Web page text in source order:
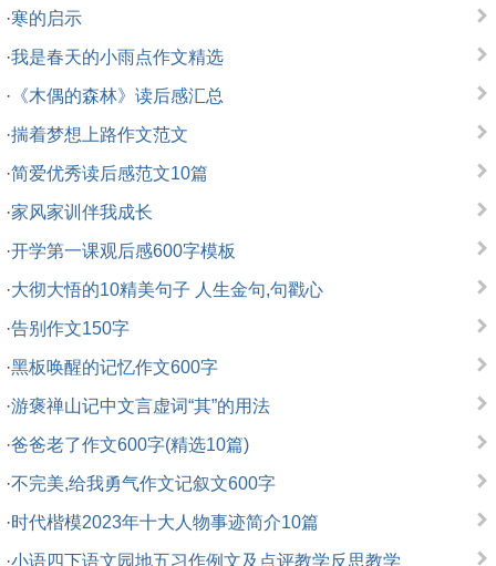
·寒的启示
·我是春天的小雨点作文精选
· 《木偶的森林》读后感汇总
·揣着梦想上路作文范文
·简爱优秀读后感范文10篇
·家风家训伴我成长
·开学第一课观后感600字模板
·大彻大悟的10精美句子 人生金句,句戳心
·告别作文150字
·黑板唤醒的记忆作文600字
·游褒禅山记中文言虚词“其”的用法
·爸爸老了作文600字(精选10篇)
·不完美,给我勇气作文记叙文600字
·时代楷模2023年十大人物事迹简介10篇
·小语四下语文园地五习作例文及点评教学反思教学